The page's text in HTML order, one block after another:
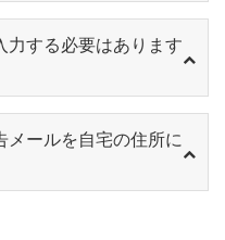
力する必要はあります
メールを自宅の住所に